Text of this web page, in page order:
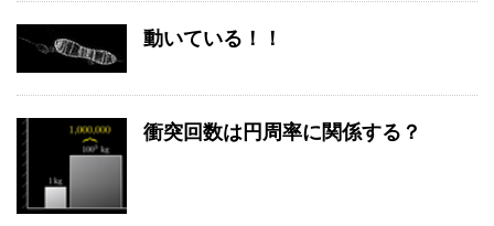
動いている！！
衝突回数は円周率に関係する？